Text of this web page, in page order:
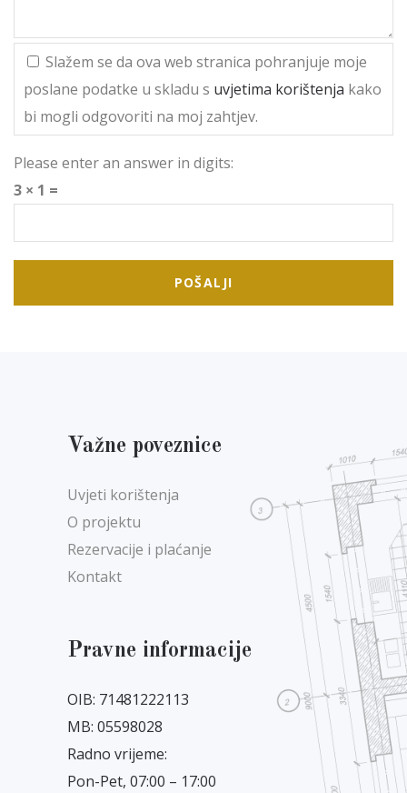
Slažem se da ova web stranica pohranjuje moje
poslane podatke u skladu s uvjetima korištenja kako
bi mogli odgovoriti na moj zahtjev.
Please enter an answer in digits:
3 × 1 =
Važne poveznice
Uvjeti korištenja
O projektu
Rezervacije i plaćanje
Kontakt
Pravne informacije
OIB: 71481222113
MB: 05598028
Radno vrijeme:
Pon-Pet, 07:00 – 17:00